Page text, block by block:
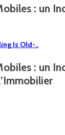
: un
Is Old-..
: un